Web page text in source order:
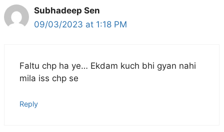
Subhadeep Sen
09/03/2023 at 1:18 PM
Faltu chp ha ye… Ekdam kuch bhi gyan nahi
mila iss chp se
Reply